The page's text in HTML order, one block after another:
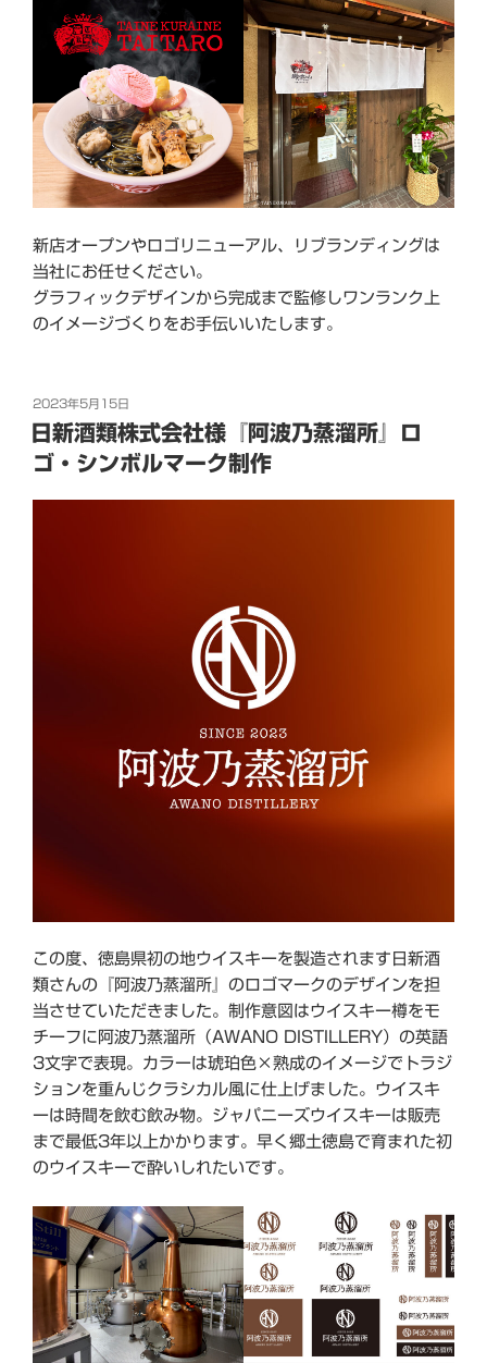
新店オープンやロゴリニューアル、リブランディングは
当社にお任せください。
グラフィックデザインから完成まで監修しワンランク上
のイメージづくりをお手伝いいたします。
投
稿
日:
2023年5月15日
日新酒類株式会社様『阿波乃蒸溜所』ロ
ゴ・シンボルマーク制作
この度、徳島県初の地ウイスキーを製造されます日新酒
類さんの『阿波乃蒸溜所』のロゴマークのデザインを担
当させていただきました。制作意図はウイスキー樽をモ
チーフに阿波乃蒸溜所（AWANO DISTILLERY）の英語
3文字で表現。カラーは琥珀色×熟成のイメージでトラジ
ションを重んじクラシカル風に仕上げました。ウイスキ
ーは時間を飲む飲み物。ジャパニーズウイスキーは販売
まで最低3年以上かかります。早く郷土徳島で育まれた初
のウイスキーで酔いしれたいです。